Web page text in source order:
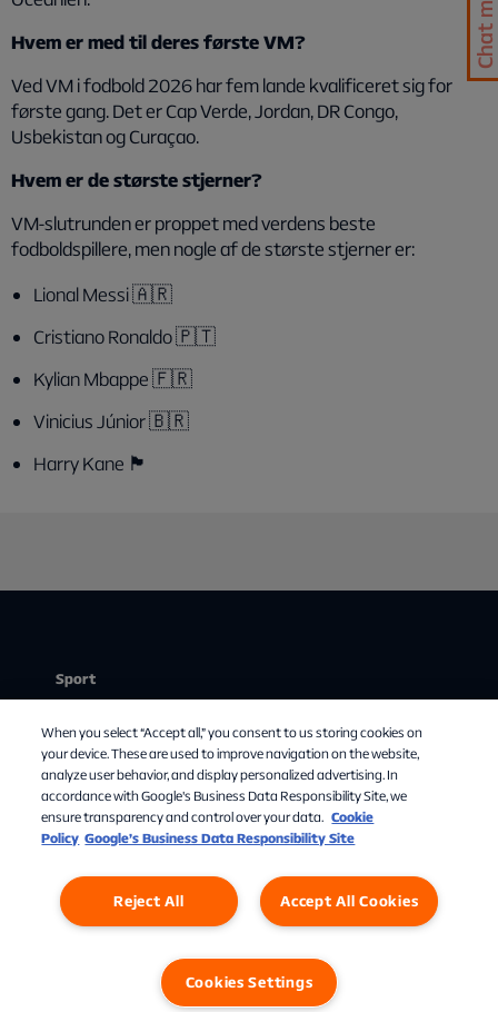
Hvem er med til deres første VM?
Ved VM i fodbold 2026 har fem lande kvalificeret sig for
første gang. Det er Cap Verde, Jordan, DR Congo,
Usbekistan og Curaçao.
Hvem er de største stjerner?
VM-slutrunden er proppet med verdens beste
fodboldspillere, men nogle af de største stjerner er:
Lional Messi 🇦🇷
Cristiano Ronaldo 🇵🇹
Kylian Mbappe 🇫🇷
Vinicius Júnior 🇧🇷
Harry Kane 🏴󠁧󠁢󠁥󠁮󠁧󠁿
Sport
Mit abonnement
Om Allente
TV-guide
Privatlivspolitik Cookies Settings
When you select “Accept all,” you consent to us storing cookies on
your device. These are used to improve navigation on the website,
analyze user behavior, and display personalized advertising. In
accordance with Google's Business Data Responsibility Site, we
ensure transparency and control over your data. Cookie
Policy Google’s Business Data Responsibility Site
Accept All Cookies
Reject All
Cookies Settings